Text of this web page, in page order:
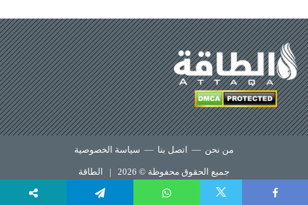
من نحن — اتصل بنا — سياسة الخصوصية
جميع الحقوق محفوظة © 2026 | الطاقة